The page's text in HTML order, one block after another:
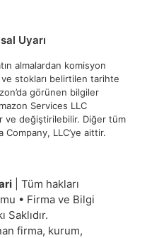
Uyarı
almalardan komisyon
stokları belirtilen tarihte
görünen bilgiler
Services LLC
ve değiştirilebilir. Diğer tüm
LLC’ye aittir.
| Tüm hakları
• Firma ve Bilgi
Saklıdır.
firma, kurum,